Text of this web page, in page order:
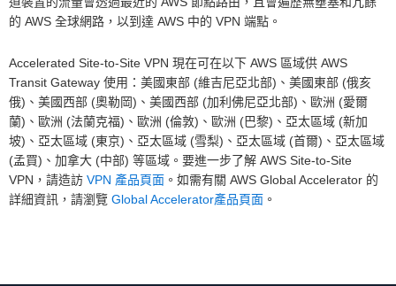
的 AWS 全球網路，以到達 AWS 中的 VPN 端點。
Accelerated Site-to-Site VPN 現在可在以下 AWS 區域供 AWS
Transit Gateway 使用：美國東部 (維吉尼亞北部)、美國東部 (俄亥
俄)、美國西部 (奧勒岡)、美國西部 (加利佛尼亞北部)、歐洲 (愛爾
蘭)、歐洲 (法蘭克福)、歐洲 (倫敦)、歐洲 (巴黎)、亞太區域 (新加
坡)、亞太區域 (東京)、亞太區域 (雪梨)、亞太區域 (首爾)、亞太區域
(孟買)、加拿大 (中部) 等區域。要進一步了解 AWS Site-to-Site
VPN，請造訪 VPN 產品頁面 。如需有關 AWS Global Accelerator 的
詳細資訊，請瀏覽 Global Accelerator產品頁面 。